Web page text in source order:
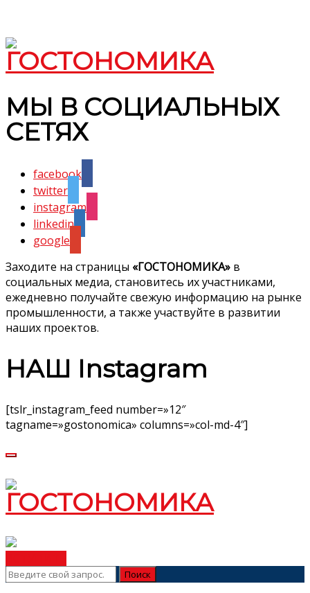
МЫ В СОЦИАЛЬНЫХ
СЕТЯХ
facebook
twitter
instagram
linkedin
google
Заходите на страницы «ГОСТОНОМИКА» в
социальных медиа, становитесь их участниками,
ежедневно получайте свежую информацию на рынке
промышленности, а также участвуйте в развитии
наших проектов.
НАШ Instagram
[tslr_instagram_feed number=»12″
tagname=»gostonomica» columns=»col-md-4″]